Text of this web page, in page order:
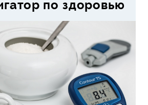
по здоровью